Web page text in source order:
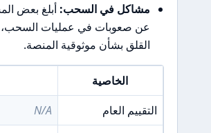
مشاكل في السحب: أبلغ بعض
عن صعوبات في عمليات السحب،
القلق بشأن موثوقية المنصة.
الخاصية
التقييم العام
N/A